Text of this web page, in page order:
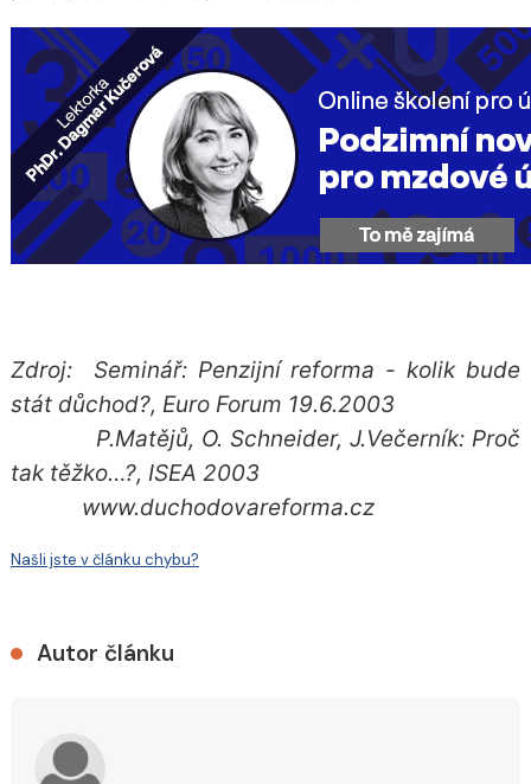
Zdroj: Seminář: Penzijní reforma - kolik bude
stát důchod?, Euro Forum 19.6.2003
P.Matějů, O. Schneider, J.Večerník: Proč
tak těžko…?, ISEA 2003
www.duchodovareforma.cz
Našli jste v článku chybu?
Autor článku